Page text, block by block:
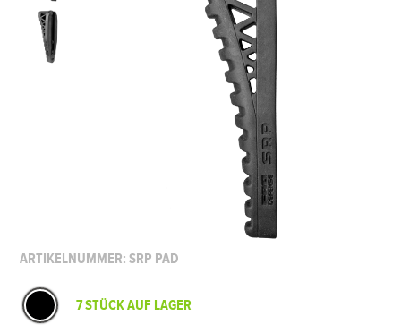
ARTIKELNUMMER: SRP PAD
7 STÜCK AUF LAGER